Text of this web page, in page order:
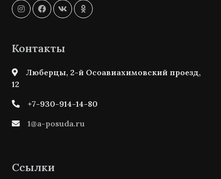
Контакты
Люберцы, 2-й Осоавиахимовский проезд,
12
+7-930-914-14-80
1@a-posuda.ru
Ссылки